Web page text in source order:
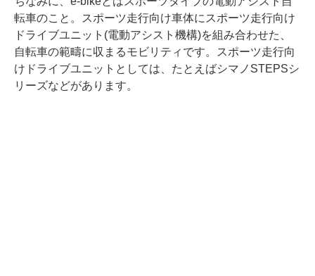
転車のこと。スポーツ走行向け車体にスポーツ走行向け
ドライブユニット(電動アシスト機構)を組み合わせた、
自転車の範疇に収まるモビリティです。スポーツ走行向
けドライブユニットとしては、たとえばシマノSTEPSシ
リーズなどがあります。